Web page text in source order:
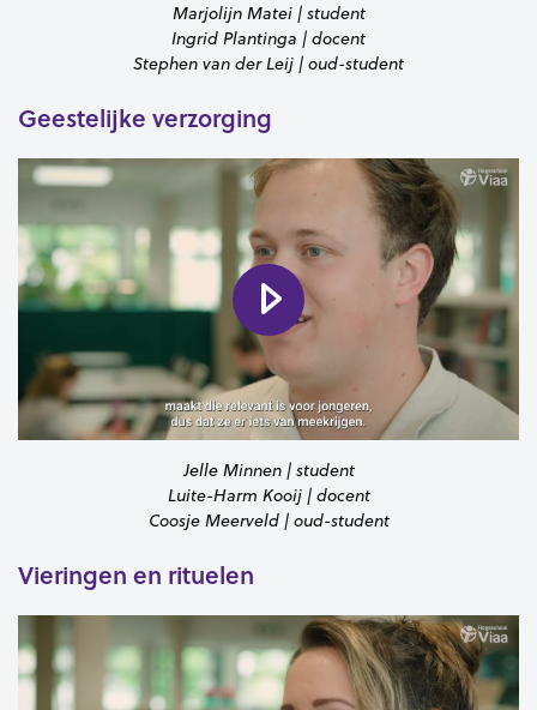
Marjolijn Matei | student
Ingrid Plantinga | docent
Stephen van der Leij | oud-student
Geestelijke verzorging
Jelle Minnen | student
Luite-Harm Kooij | docent
Coosje Meerveld | oud-student
Vieringen en rituelen